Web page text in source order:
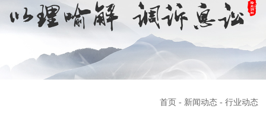
首页 - 新闻动态- 行业动态